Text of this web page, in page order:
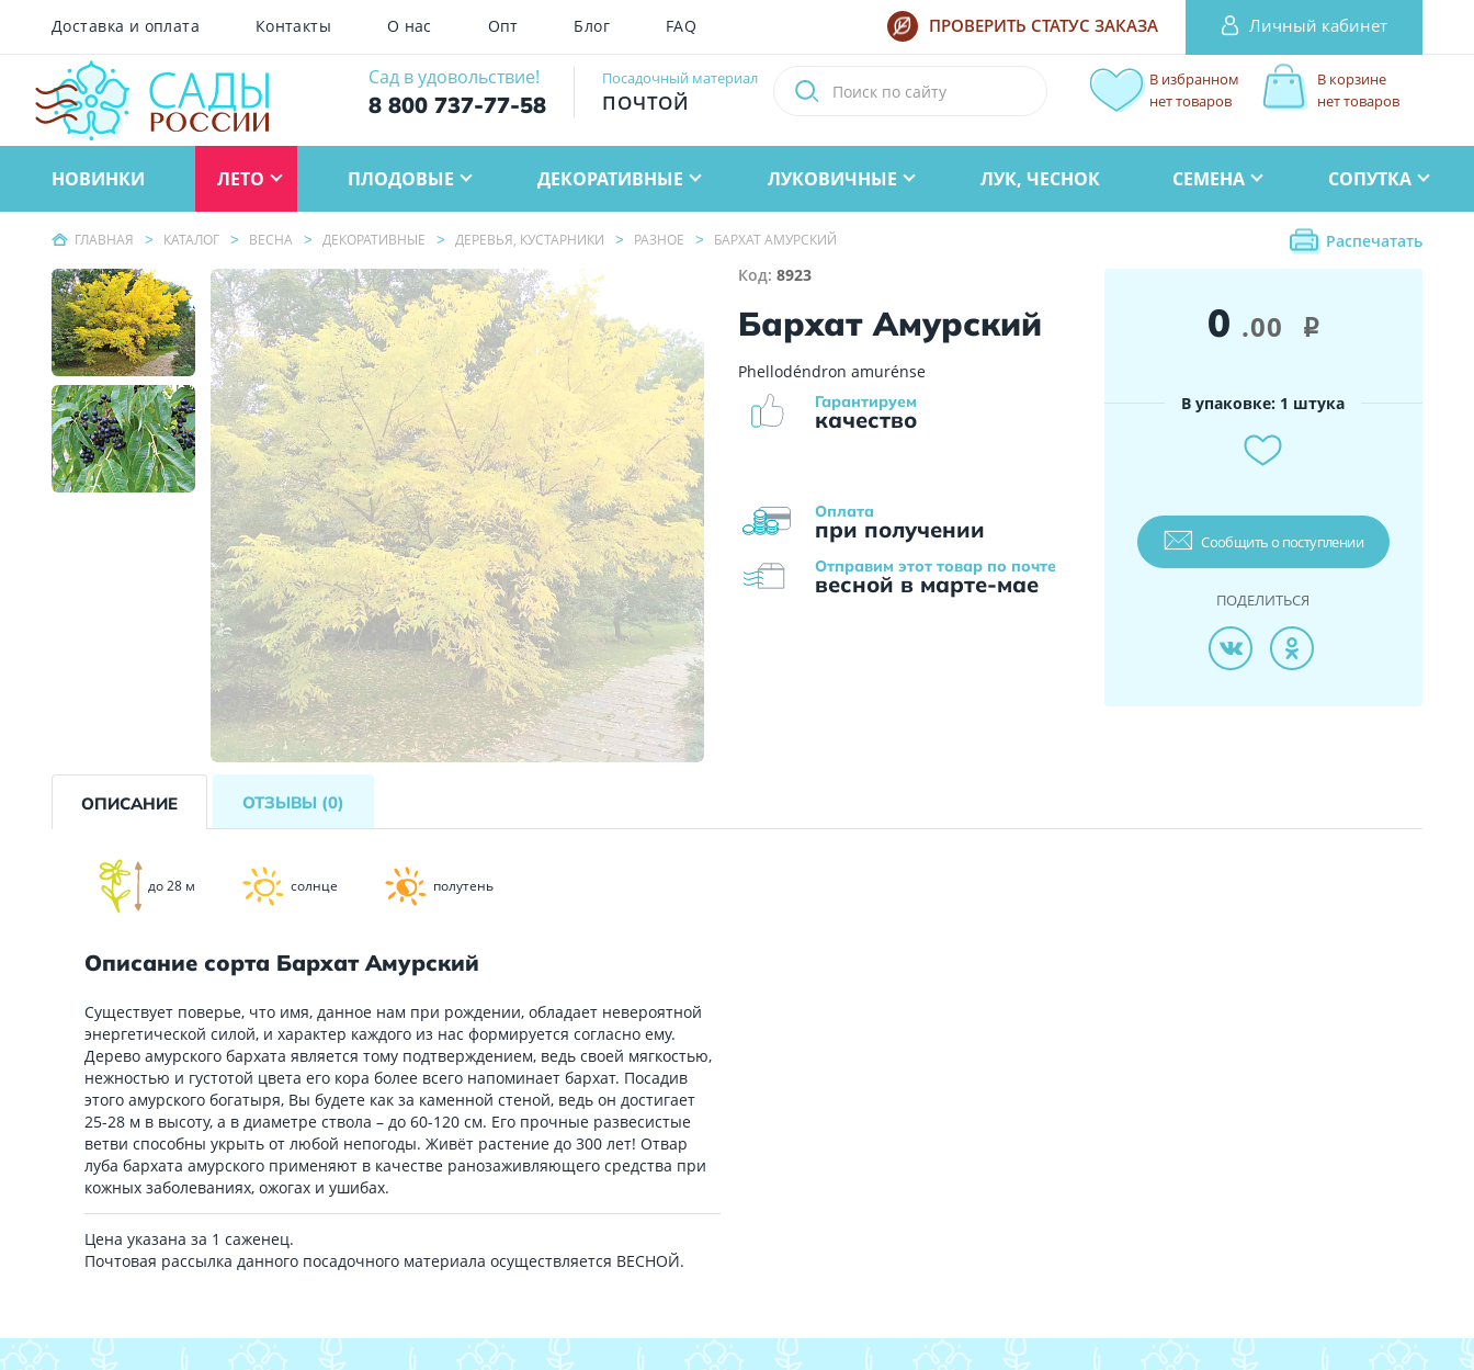
Доставка и оплата Контакты О нас Опт Блог FAQ ПРОВЕРИТЬ СТАТУС ЗАКАЗА Личный кабинет
Сад в удовольствие!
8 800 737-77-58
Посадочный материал
ПОЧТОЙ
В корзине
нет товаров
В избранном
нет товаров
НОВИНКИ ЛЕТО ПЛОДОВЫЕ ДЕКОРАТИВНЫЕ ЛУКОВИЧНЫЕ ЛУК, ЧЕСНОК СЕМЕНА СОПУТКА
ГЛАВНАЯ КАТАЛОГ ВЕСНА ДЕКОРАТИВНЫЕ ДЕРЕВЬЯ, КУСТАРНИКИ РАЗНОЕ БАРХАТ АМУРСКИЙ
Распечатать
Код: 8923
Бархат Амурский
Phellodéndron amurénse
Оплата
при получении
Гарантируем
качество
Отправим этот товар по почте
весной в марте-мае
0 .00 i
В упаковке: 1 штука
Сообщить о поступлении
ПОДЕЛИТЬСЯ
ОПИСАНИЕ ОТЗЫВЫ (0)
до 28 м солнце полутень
Описание сорта Бархат Амурский
Существует поверье, что имя, данное нам при рождении, обладает невероятной
энергетической силой, и характер каждого из нас формируется согласно ему.
Дерево амурского бархата является тому подтверждением, ведь своей мягкостью,
нежностью и густотой цвета его кора более всего напоминает бархат. Посадив
этого амурского богатыря, Вы будете как за каменной стеной, ведь он достигает
25-28 м в высоту, а в диаметре ствола – до 60-120 см. Его прочные развесистые
ветви способны укрыть от любой непогоды. Живёт растение до 300 лет! Отвар
луба бархата амурского применяют в качестве ранозаживляющего средства при
кожных заболеваниях, ожогах и ушибах.
Цена указана за 1 саженец.
Почтовая рассылка данного посадочного материала осуществляется ВЕСНОЙ.